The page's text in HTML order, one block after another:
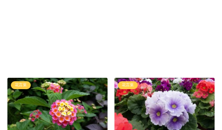
花言葉 花言葉